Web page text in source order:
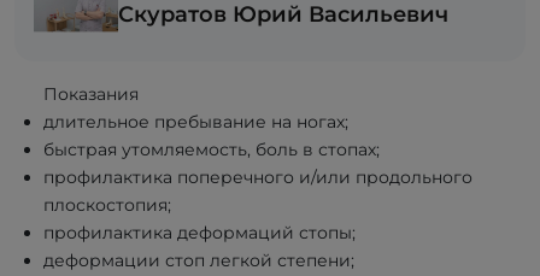
Скуратов Юрий Васильевич
Показания
длительное пребывание на ногах;
быстрая утомляемость, боль в стопах;
профилактика поперечного и/или продольного
плоскостопия;
профилактика деформаций стопы;
деформации стоп легкой степени;